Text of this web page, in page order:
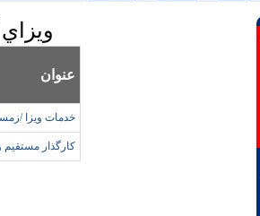
عنوان
خدمات ويزا /
کارگذار مستقيم